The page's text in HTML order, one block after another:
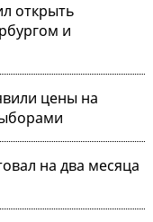
открыть
и
цены на
на два месяца